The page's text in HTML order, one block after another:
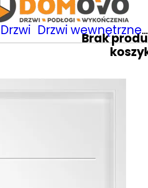
Brak
Drzwi Drzwi wewnętrzne